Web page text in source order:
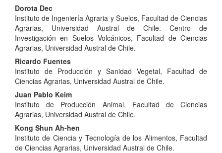
Dorota Dec
Instituto de Ingeniería Agraria y Suelos, Facultad de Ciencias
Agrarias, Universidad Austral de Chile. Centro de
Investigación en Suelos Volcánicos, Facultad de Ciencias
Agrarias, Universidad Austral de Chile.
Ricardo Fuentes
Instituto de Producción y Sanidad Vegetal, Facultad de
Ciencias Agrarias, Universidad Austral de Chile.
Juan Pablo Keim
Instituto de Producción Animal, Facultad de Ciencias
Agrarias, Universidad Austral de Chile.
Kong Shun Ah-hen
Instituto de Ciencia y Tecnología de los Alimentos, Facultad
de Ciencias Agrarias, Universidad Austral de Chile.